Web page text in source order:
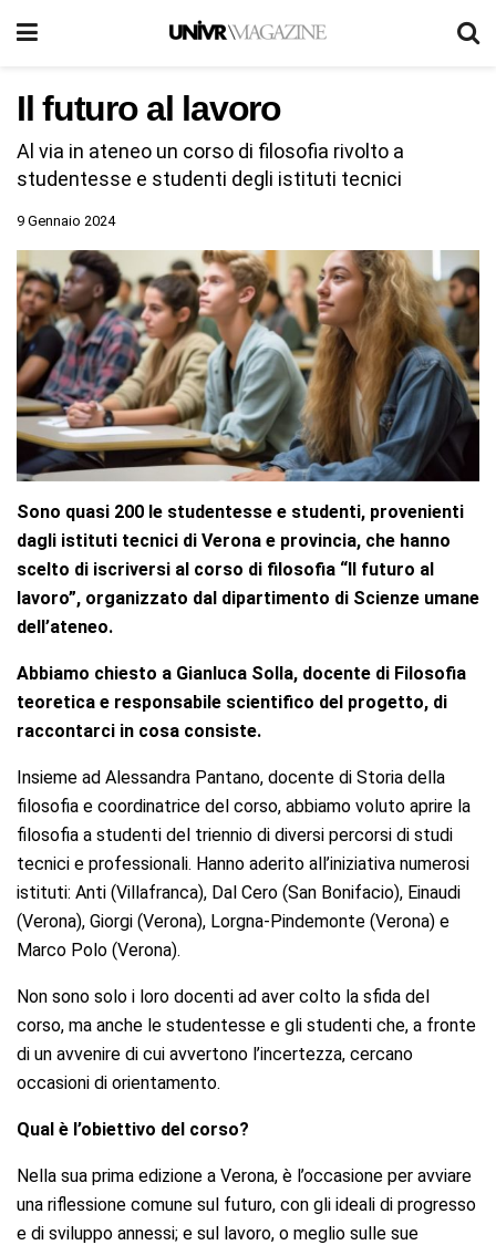
Il futuro al lavoro
Al via in ateneo un corso di filosofia rivolto a
studentesse e studenti degli istituti tecnici
9 Gennaio 2024
Sono quasi 200 le studentesse e studenti, provenienti
dagli istituti tecnici di Verona e provincia, che hanno
scelto di iscriversi al corso di filosofia “Il futuro al
lavoro”, organizzato dal dipartimento di Scienze umane
dell’ateneo.
Abbiamo chiesto a Gianluca Solla, docente di Filosofia
teoretica e responsabile scientifico del progetto, di
raccontarci in cosa consiste.
Insieme ad Alessandra Pantano, docente di Storia della
filosofia e coordinatrice del corso, abbiamo voluto aprire la
filosofia a studenti del triennio di diversi percorsi di studi
tecnici e professionali. Hanno aderito all’iniziativa numerosi
istituti: Anti (Villafranca), Dal Cero (San Bonifacio), Einaudi
(Verona), Giorgi (Verona), Lorgna-Pindemonte (Verona) e
Marco Polo (Verona).
Non sono solo i loro docenti ad aver colto la sfida del
corso, ma anche le studentesse e gli studenti che, a fronte
di un avvenire di cui avvertono l’incertezza, cercano
occasioni di orientamento.
Qual è l’obiettivo del corso?
Nella sua prima edizione a Verona, è l’occasione per avviare
una riflessione comune sul futuro, con gli ideali di progresso
e di sviluppo annessi; e sul lavoro, o meglio sulle sue